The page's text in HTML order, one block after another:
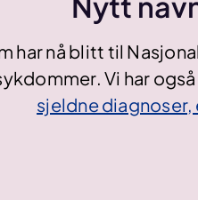
har nå blitt til
Vi har
sjeldne